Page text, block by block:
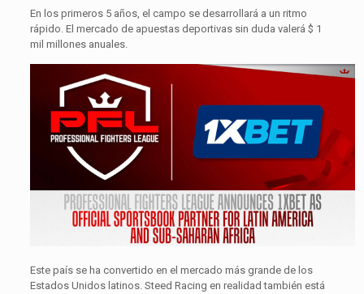
En los primeros 5 años, el campo se desarrollará a un ritmo
rápido. El mercado de apuestas deportivas sin duda valerá $ 1
mil millones anuales.
Este país se ha convertido en el mercado más grande de los
Estados Unidos latinos. Steed Racing en realidad también está